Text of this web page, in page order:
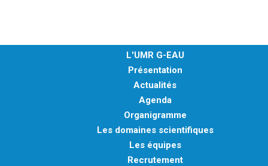
L'UMR G-EAU
Présentation
Actualités
Agenda
Organigramme
Les domaines scientifiques
Les équipes
Recrutement